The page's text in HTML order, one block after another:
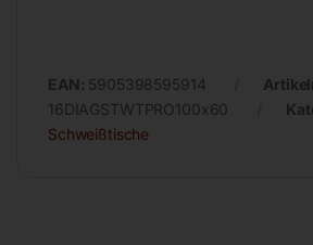
EAN: 5905398595914
16DIAGSTWTPRO100x60
Schweißtische